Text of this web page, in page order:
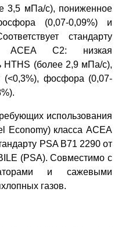
3,5 мПа/с), пониженное
(0,07-0,09%) и
стандарту
ACEA C2: низкая
HTHS (более 2,9 мПа/с),
(<0,3%), фосфора (0,07-
использования
Economy) класса ACEA
PSA B71 2290 от
(PSA). Совместимо с
и сажевыми
газов.